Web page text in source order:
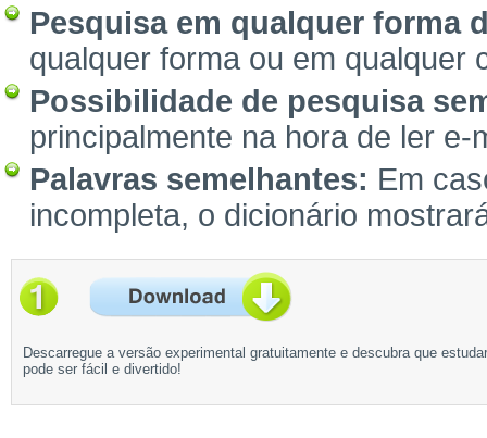
Pesquisa em qualquer forma
qualquer forma ou em qualquer
Possibilidade de pesquisa
principalmente na hora de ler
Palavras semelhantes: Em
incompleta, o dicionário
Descarregue a versão experimental gratuitamente e descubra que estudar
pode ser fácil e divertido!